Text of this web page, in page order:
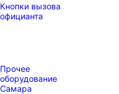
Кнопки вызова
официанта
Прочее
оборудование
Самара